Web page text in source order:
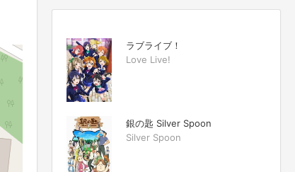
ラブライブ！
Love Live!
銀の匙 Silver Spoon
Silver Spoon